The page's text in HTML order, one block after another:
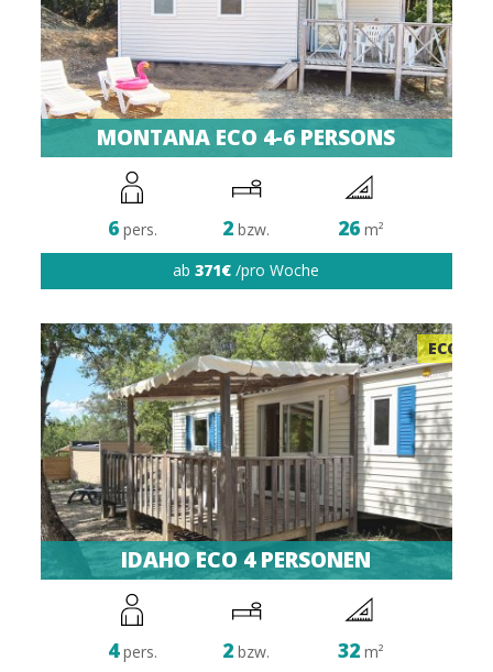
MONTANA ECO 4-6 PERSONS
6pers. 2 bzw. 26m²
ab371€ /pro Woche
ECO
IDAHO ECO 4 PERSONEN
4pers. 2 bzw. 32m²